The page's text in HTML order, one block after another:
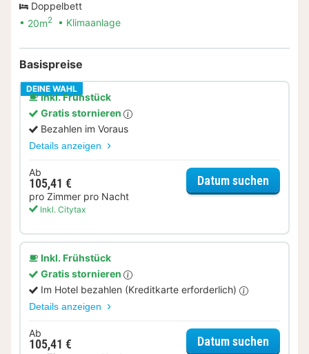
Doppelbett
20m2 Klimaanlage
Basispreise
DEINE WAHL
Inkl. Frühstück
Gratis stornieren
Bezahlen im Voraus
Details anzeigen
Ab
105,41 €
pro Zimmer pro Nacht
Inkl. Citytax
Datum suchen
Inkl. Frühstück
Gratis stornieren
Im Hotel bezahlen (Kreditkarte erforderlich)
Details anzeigen
Ab
105,41 € Datum suchen